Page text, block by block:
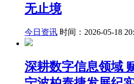
无止境
今日资讯 时间：2026-05-18
深耕数字信息领域